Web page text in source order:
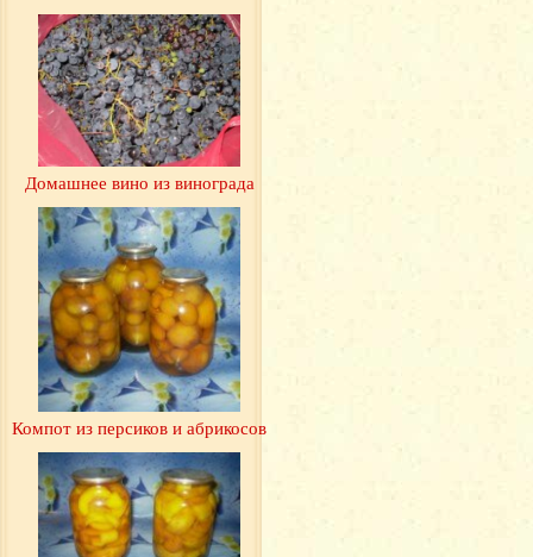
Домашнее вино из винограда
Компот из персиков и абрикосов